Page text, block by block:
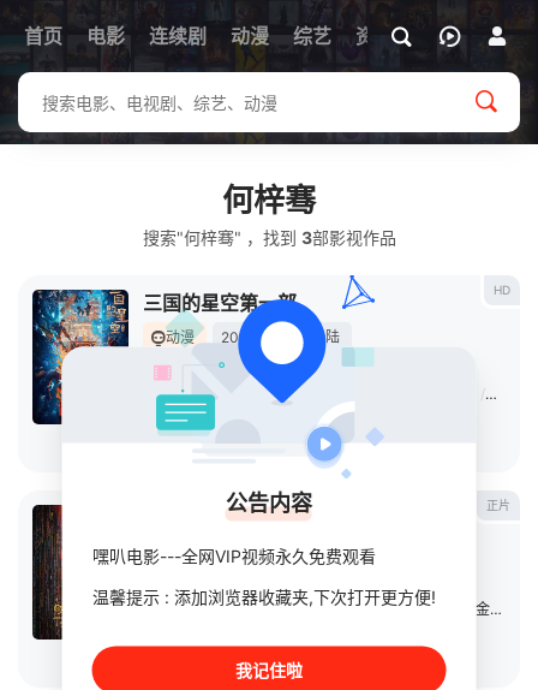
首页 电影 连续剧 动漫 综艺 资讯
何梓骞
搜索"何梓骞" ，找到 3部影视作品
HD
三国的星空第一部
动漫 2025
中国大陆
导演：
于孟 /
袁原
主演：檀健次 路金波 / / 方浩然
立即播放
正片
动漫 2025
中国大陆
导演：
于奥 / 周铁男
主演：王俊凯 / 刘校妤 / 周深 / 黄渤 / 贾冰 / 马东 金靖
立即播放
公告内容
嘿叭电影---全网VIP视频永久免费观看
温馨提示 : 添加浏览器收藏夹,下次打开更方便!
我记住啦